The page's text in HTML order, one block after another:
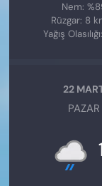
Nem:
Rüzgar: 8
Yağış
22
PAZAR